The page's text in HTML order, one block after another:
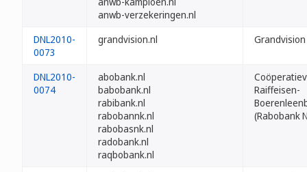
anwb-verzekeringen.nl
DNL2010-
0073
grandvision.nl Grandvision
DNL2010-
0074
abobank.nl
babobank.nl
rabibank.nl
rabobannk.nl
rabobasnk.nl
radobank.nl
raqbobank.nl
Raiffeisen-
(Rabobank